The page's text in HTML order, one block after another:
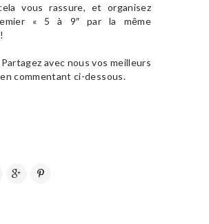
vous rassure, et organisez
« 5 à 9″ par la même
avec nous vos meilleurs
commentant ci-dessous.